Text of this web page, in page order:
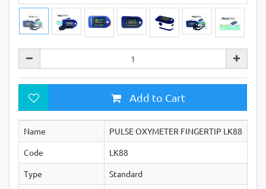
Add to Cart
Name
PULSE OXYMETER FINGERTIP LK88
Code
LK88
Type
Standard